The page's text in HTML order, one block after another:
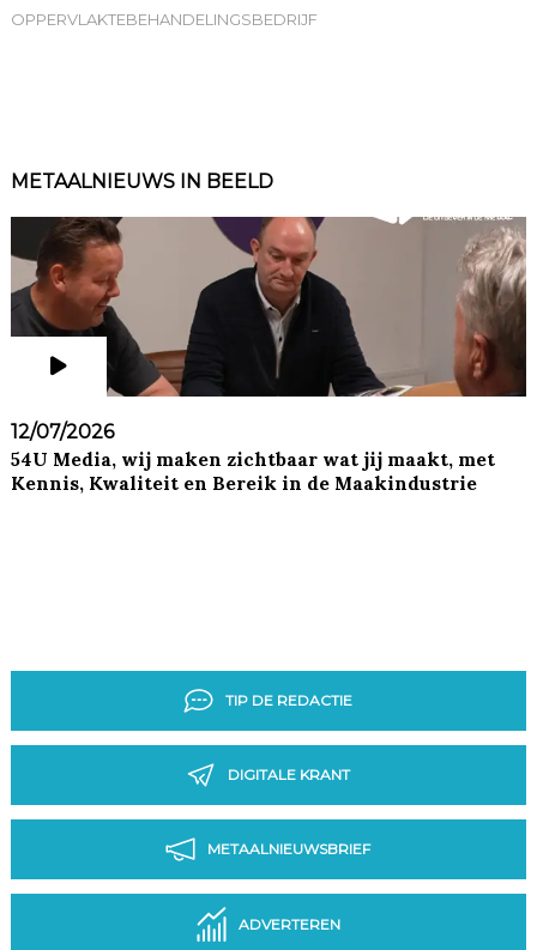
OPPERVLAKTEBEHANDELINGSBEDRIJF
METAALNIEUWS IN BEELD
12/07/2026
54U Media, wij maken zichtbaar wat jij maakt, met
Kennis, Kwaliteit en Bereik in de Maakindustrie
TIP DE REDACTIE
DIGITALE KRANT
METAALNIEUWSBRIEF
ADVERTEREN